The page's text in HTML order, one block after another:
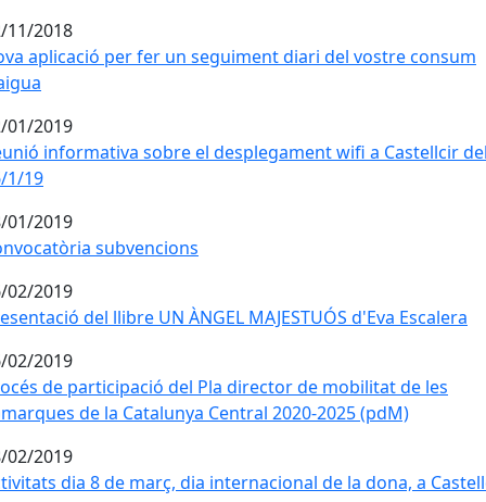
11/2018
aplicació per fer un seguiment diari del vostre consum
aplicació per fer un seguiment diari del vostre consum
01/2019
informativa sobre el desplegament wifi a Castellcir del
informativa sobre el desplegament wifi a Castellcir
1/19
01/2019
subvencions
subvencions
02/2019
del llibre UN ÀNGEL MAJESTUÓS d'Eva Escalera
del llibre UN ÀNGEL MAJESTUÓS d'Eva Escalera
02/2019
de participació del Pla director de mobilitat de les
de participació del Pla director de mobilitat de les
de la Catalunya Central 2020-2025 (pdM)
02/2019
dia 8 de març, dia internacional de la dona, a
dia 8 de març, dia internacional de la dona, a